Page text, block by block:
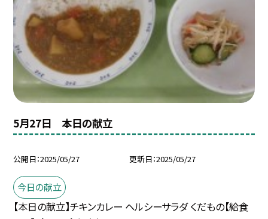
5月27日 本日の献立
公開日 2025/05/27 更新日 2025/05/27
今日の献立
【本日の献立】チキンカレー ヘルシーサラダ くだもの【給食